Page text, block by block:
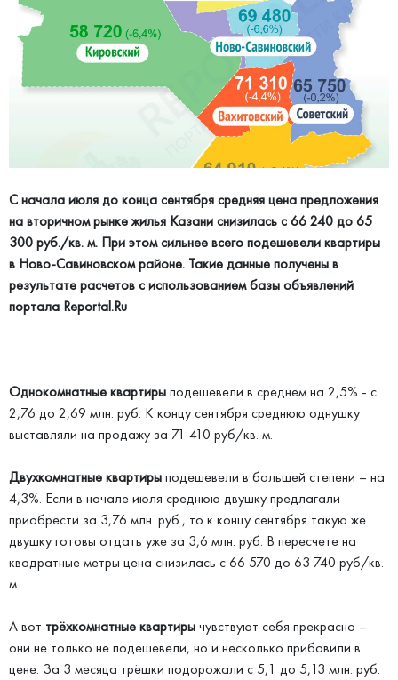
С начала июля до конца сентября средняя цена предложения
на вторичном рынке жилья Казани снизилась с 66 240 до 65
300 руб./кв. м. При этом сильнее всего подешевели квартиры
в Ново-Савиновском районе. Такие данные получены в
результате расчетов с использованием базы объявлений
портала Reportal.Ru
Однокомнатные квартиры подешевели в среднем на 2,5% - с
2,76 до 2,69 млн. руб. К концу сентября среднюю однушку
выставляли на продажу за 71 410 руб/кв. м.
Двухкомнатные квартиры подешевели в большей степени – на
4,3%. Если в начале июля среднюю двушку предлагали
приобрести за 3,76 млн. руб., то к концу сентября такую же
двушку готовы отдать уже за 3,6 млн. руб. В пересчете на
квадратные метры цена снизилась с 66 570 до 63 740 руб/кв.
м.
А вот трёхкомнатные квартиры чувствуют себя прекрасно –
они не только не подешевели, но и несколько прибавили в
цене. За 3 месяца трёшки подорожали с 5,1 до 5,13 млн. руб.